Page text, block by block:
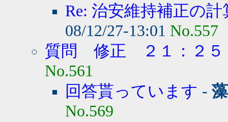
Re: 治安維持補正の
08/12/27-13:01 No.557
質問 修正 ２１：２５
No.561
回答貰っています -
No.569